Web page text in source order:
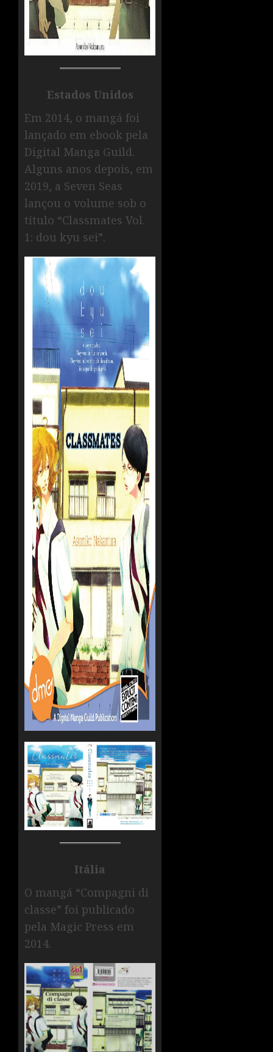
Estados Unidos
Em 2014, o mangá foi
lançado em ebook pela
Digital Manga Guild.
Alguns anos depois, em
2019, a Seven Seas
lançou o volume sob o
título “Classmates Vol.
1: dou kyu sei”.
Itália
O mangá “Compagni di
classe” foi publicado
pela Magic Press em
2014.